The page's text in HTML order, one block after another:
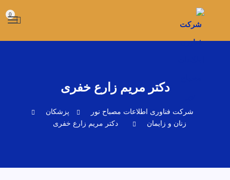
0
دکتر مریم زارع خفری
شرکت فناوری اطلاعات مصباح نور
پزشکان
زنان و زایمان
دکتر مریم زارع خفری